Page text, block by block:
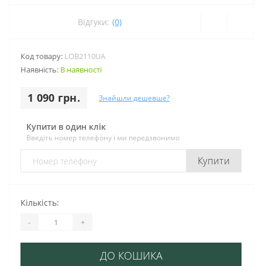
Відгуки: (0)
Код товару: LOB2110UA
Наявність: В наявності
1 090 грн. Знайшли дешевше?
Купити в один клік
Введіть номер телефону і ми передзвонимо
Купити
Кількість:
- +
ДО КОШИКА